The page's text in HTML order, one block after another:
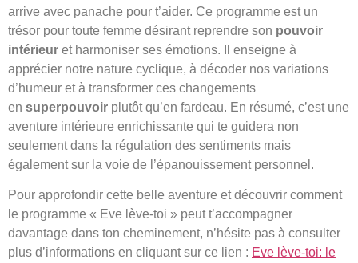
arrive avec panache pour t’aider. Ce programme est un
trésor pour toute femme désirant reprendre son pouvoir
intérieur et harmoniser ses émotions. Il enseigne à
apprécier notre nature cyclique, à décoder nos variations
d’humeur et à transformer ces changements
en superpouvoir plutôt qu’en fardeau. En résumé, c’est une
aventure intérieure enrichissante qui te guidera non
seulement dans la régulation des sentiments mais
également sur la voie de l’épanouissement personnel.
Pour approfondir cette belle aventure et découvrir comment
le programme « Eve lève-toi » peut t’accompagner
davantage dans ton cheminement, n’hésite pas à consulter
plus d’informations en cliquant sur ce lien : Eve lève-toi: le